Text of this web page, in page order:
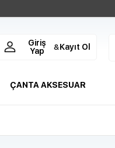
Giriş
Yap
& Kayıt Ol
ÇANTA AKSESUAR